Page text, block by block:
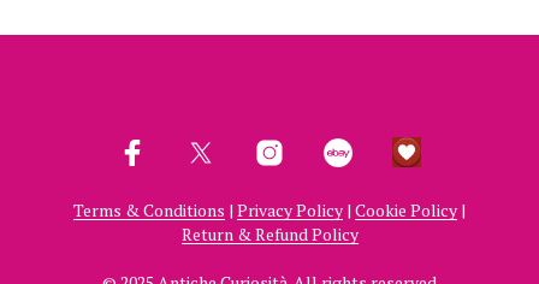
Terms & Conditions | Privacy Policy | Cookie Policy |
Return & Refund Policy